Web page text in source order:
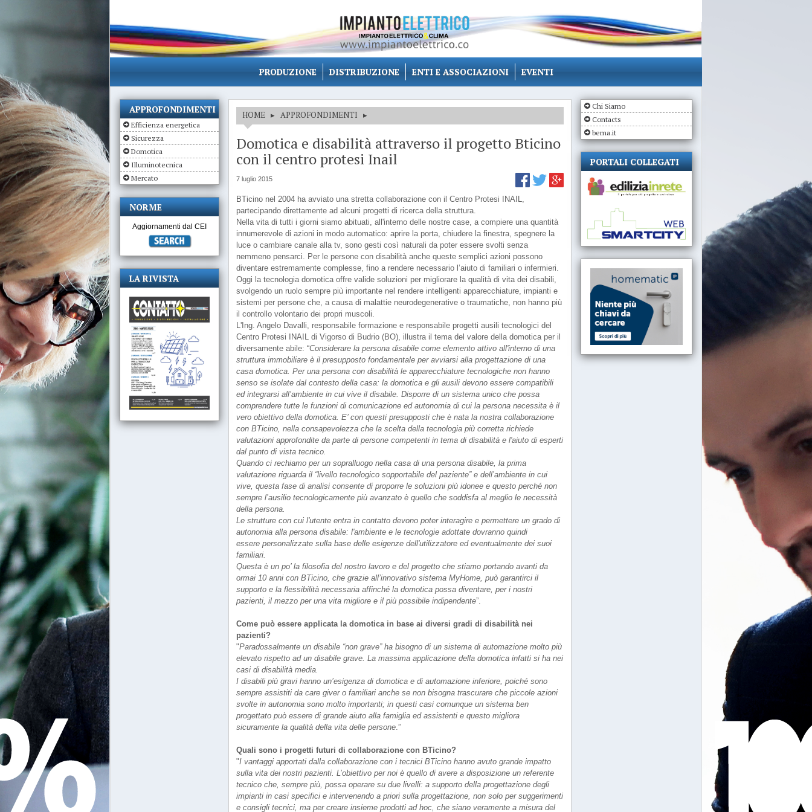
PRODUZIONE DISTRIBUZIONE ENTI E ASSOCIAZIONI EVENTI
HOME ▸APPROFONDIMENTI ▸
Domotica e disabilità attraverso il progetto Bticino
con il centro protesi Inail
7 luglio 2015
BTicino nel 2004 ha avviato una stretta collaborazione con il Centro Protesi INAIL,
partecipando direttamente ad alcuni progetti di ricerca della struttura.
Nella vita di tutti i giorni siamo abituati, all'interno delle nostre case, a compiere una quantità
innumerevole di azioni in modo automatico: aprire la porta, chiudere la finestra, spegnere la
luce o cambiare canale alla tv, sono gesti così naturali da poter essere svolti senza
nemmeno pensarci. Per le persone con disabilità anche queste semplici azioni possono
diventare estremamente complesse, fino a rendere necessario l’aiuto di familiari o infermieri.
Oggi la tecnologia domotica offre valide soluzioni per migliorare la qualità di vita dei disabili,
svolgendo un ruolo sempre più importante nel rendere intelligenti apparecchiature, impianti e
sistemi per persone che, a causa di malattie neurodegenerative o traumatiche, non hanno più
il controllo volontario dei propri muscoli.
L'Ing. Angelo Davalli, responsabile formazione e responsabile progetti ausili tecnologici del
Centro Protesi INAIL di Vigorso di Budrio (BO), illustra il tema del valore della domotica per il
diversamente abile: “Considerare la persona disabile come elemento attivo all'interno di una
struttura immobiliare è il presupposto fondamentale per avviarsi alla progettazione di una
casa domotica. Per una persona con disabilità le apparecchiature tecnologiche non hanno
senso se isolate dal contesto della casa: la domotica e gli ausili devono essere compatibili
ed integrarsi all’ambiente in cui vive il disabile. Disporre di un sistema unico che possa
comprendere tutte le funzioni di comunicazione ed autonomia di cui la persona necessita è il
vero obiettivo della domotica. E’ con questi presupposti che è nata la nostra collaborazione
con BTicino, nella consapevolezza che la scelta della tecnologia più corretta richiede
valutazioni approfondite da parte di persone competenti in tema di disabilità e l'aiuto di esperti
dal punto di vista tecnico.
Quando ci rechiamo per un sopralluogo nella casa di una persona disabile, la prima
valutazione riguarda il “livello tecnologico sopportabile del paziente” e dell’ambiente in cui
vive, questa fase di analisi consente di proporre le soluzioni più idonee e questo perché non
sempre l’ausilio tecnologicamente più avanzato è quello che soddisfa al meglio le necessità
della persona.
Le strutture con cui l'utente entra in contatto devono poter interagire e permettere un grado di
autonomia alla persona disabile: l'ambiente e le tecnologie adottate dovranno quindi
essere personalizzate sulla base delle esigenze dell'utilizzatore ed eventualmente dei suoi
familiari.
Questa è un po’ la filosofia del nostro lavoro e del progetto che stiamo portando avanti da
ormai 10 anni con BTicino, che grazie all’innovativo sistema MyHome, può garantirci il
supporto e la flessibilità necessaria affinché la domotica possa diventare, per i nostri
pazienti, il mezzo per una vita migliore e il più possibile indipendente”.
Come può essere applicata la domotica in base ai diversi gradi di disabilità nei
pazienti?
"Paradossalmente un disabile “non grave” ha bisogno di un sistema di automazione molto più
elevato rispetto ad un disabile grave. La massima applicazione della domotica infatti si ha nei
casi di disabilità media.
I disabili più gravi hanno un’esigenza di domotica e di automazione inferiore, poiché sono
sempre assistiti da care giver o familiari anche se non bisogna trascurare che piccole azioni
svolte in autonomia sono molto importanti; in questi casi comunque un sistema ben
progettato può essere di grande aiuto alla famiglia ed assistenti e questo migliora
sicuramente la qualità della vita delle persone.”
Quali sono i progetti futuri di collaborazione con BTicino?
"I vantaggi apportati dalla collaborazione con i tecnici BTicino hanno avuto grande impatto
sulla vita dei nostri pazienti. L’obiettivo per noi è quello di avere a disposizione un referente
tecnico che, sempre più, possa operare su due livelli: a supporto della progettazione degli
impianti in casi specifici e intervenendo a priori sulla progettazione, non solo per suggerimenti
e consigli tecnici, ma per creare insieme prodotti ad hoc, che siano veramente a misura del
APPROFONDIMENTI
Efficienza energetica
Sicurezza
Domotica
Illuminotecnica
Mercato
NORME
Aggiornamenti dal CEI
LA RIVISTA
Chi Siamo
Contacts
bema.it
PORTALI COLLEGATI